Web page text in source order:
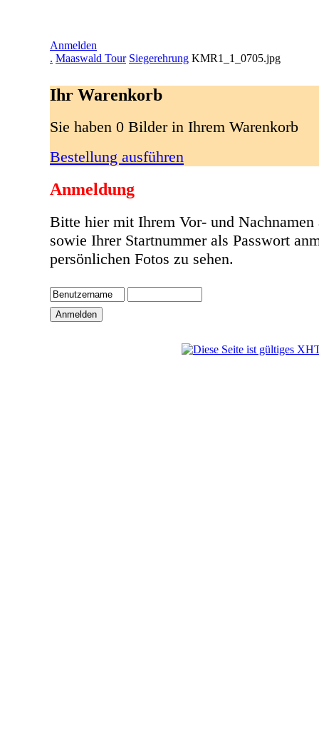
Anmelden
. Maaswald Tour Siegerehrung KMR1_1_0705.jpg
Ihr Warenkorb
Sie haben 0 Bilder in Ihrem Warenkorb
Bestellung ausführen
Anmeldung
Bitte hier mit Ihrem Vor- und Nachnamen
sowie Ihrer Startnummer als Passwort
persönlichen Fotos zu sehen.